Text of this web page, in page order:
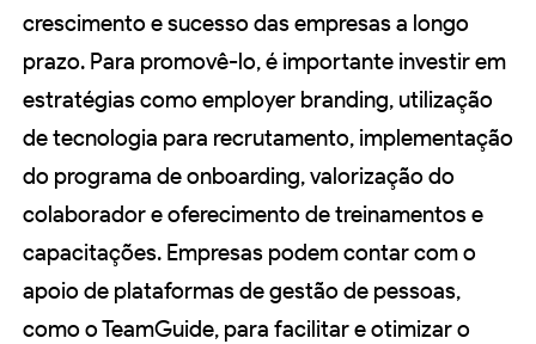
crescimento e sucesso das empresas a longo
prazo. Para promovê-lo, é importante investir em
estratégias como employer branding, utilização
de tecnologia para recrutamento, implementação
do programa de onboarding, valorização do
colaborador e oferecimento de treinamentos e
capacitações. Empresas podem contar com o
apoio de plataformas de gestão de pessoas,
como o TeamGuide, para facilitar e otimizar o